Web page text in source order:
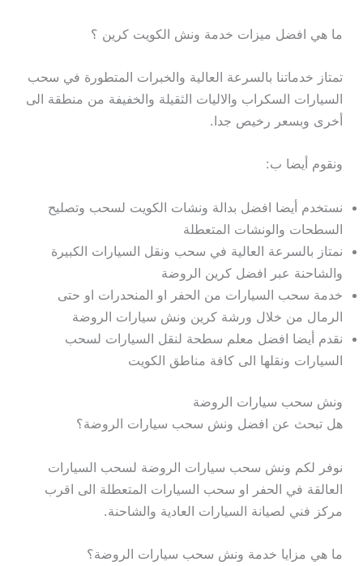
ما هي افضل ميزات خدمة ونش الكويت كرين ؟
تمتاز خدماتنا بالسرعة العالية والخبرات المتطورة في سحب
السيارات السكراب والاليات الثقيلة والخفيفة من منطقة الى
أخرى وبسعر رخيص جدا.
ونقوم أيضا ب:
نستخدم أيضا افضل بدالة ونشات الكويت لسحب وتصليح
السطحات والونشات المتعطلة
نمتاز بالسرعة العالية في سحب ونقل السيارات الكبيرة
والشاحنة عبر افضل كرين الروضة
خدمة سحب السيارات من الحفر او المنحدرات او حتى
الرمال من خلال ورشة كرين ونش سيارات الروضة
نقدم أيضا افضل معلم سطحة لنقل السيارات لسحب
السيارات ونقلها الى كافة مناطق الكويت
ونش سحب سيارات الروضة
هل تبحث عن افضل ونش سحب سيارات الروضة؟
نوفر لكم ونش سحب سيارات الروضة لسحب السيارات
العالقة في الحفر او سحب السيارات المتعطلة الى اقرب
مركز فني لصيانة السيارات العادية والشاحنة.
ما هي مزايا خدمة ونش سحب سيارات الروضة؟